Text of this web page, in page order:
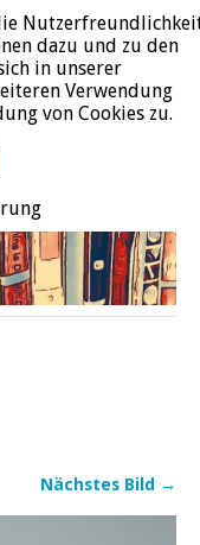
ÜBER JURALIT
Nächstes Bild →
dazu und zu den
in unserer
Verwendung
von Cookies zu.